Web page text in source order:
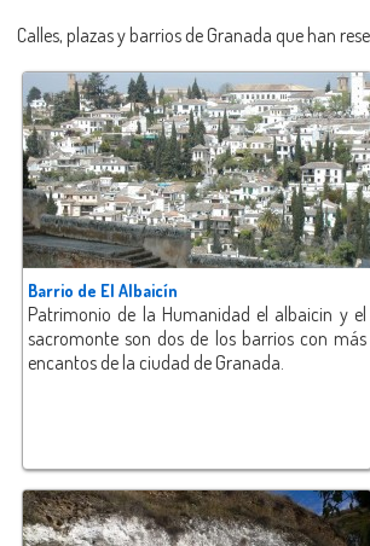
Calles, plazas y barrios de Granada que han
Barrio de El Albaicín
Patrimonio de la Humanidad el albaicin y el
sacromonte son dos de los barrios con más
encantos de la ciudad de Granada.